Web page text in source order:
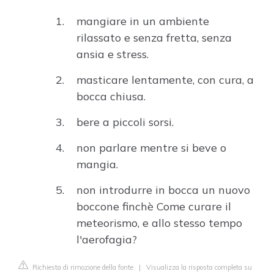
mangiare in un ambiente
rilassato e senza fretta, senza
ansia e stress.
masticare lentamente, con cura, a
bocca chiusa.
bere a piccoli sorsi.
non parlare mentre si beve o
mangia.
non introdurre in bocca un nuovo
boccone finchè Come curare il
meteorismo, e allo stesso tempo
l'aerofagia?
Richiesta di rimozione della fonte | Visualizza la risposta completa su